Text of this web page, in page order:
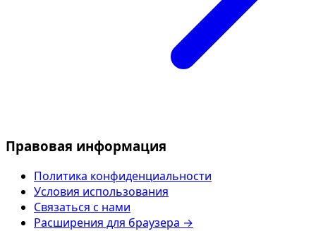
Правовая информация
Политика конфиденциальности
Условия использования
Связаться с нами
Расширения для браузера →